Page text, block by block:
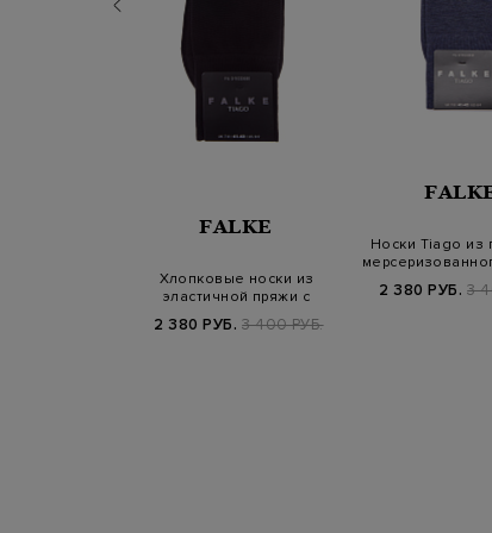
FALKE
Хлопковые носки из
эластичной пряжи с
2 380 РУБ. 3 400 РУБ.
Носки Tiago из
2 380 РУБ. 3